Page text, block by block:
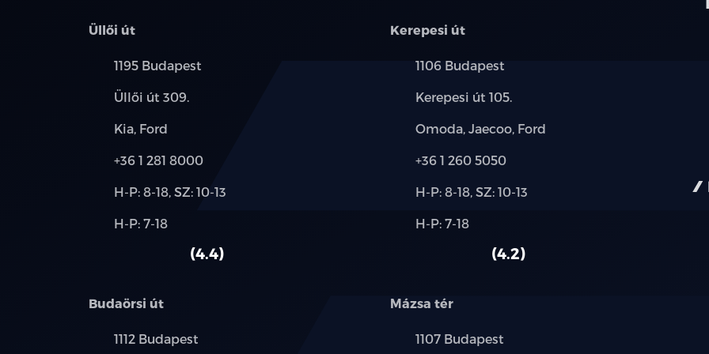
Három pontos biztonsági öv rendszer az
korlátozóval
Három pontos biztonsági övek a hátsó
Biztonsági öv bekapcsolására
Légzsákok (vezető- és utasoldali, első
EDR (Event Data Recorder)
ISOFIX gyerekülés rögzítési pontok a
Üllői út
Település:
1195 Budapest
Cím:
Üllői út 309.
Márkák:
Kia, Ford
Telefon:
+36 1 281 8000
Új-
használt
H-P: 8-18, SZ: 10-13
Alkatrész,
H-P: 7-18
4.4
Kerepesi út
Település:
1106 Budapest
Cím:
Kerepesi út 105.
Márkák:
Omoda, Jaecoo, Ford
Telefon:
+36 1 260 5050
Új-
használt
H-P: 8-18, SZ: 10-13
Alkatrész,
H-P: 7-18
4.2
Budaörsi út
Település:
1112 Budapest
Mázsa tér
Település:
1107 Budapest